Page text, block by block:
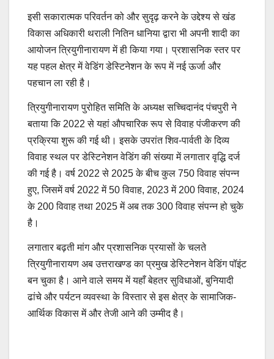
इसी सकारात्मक परिवर्तन को और सुदृढ़ करने के उद्देश्य से खंड
विकास अधिकारी थराली नितिन धानिया द्वारा भी अपनी शादी का
आयोजन त्रियुगीनारायण में ही किया गया। प्रशासनिक स्तर पर
यह पहल क्षेत्र में वेडिंग डेस्टिनेशन के रूप में नई ऊर्जा और
पहचान ला रही है।
त्रियुगीनारायण पुरोहित समिति के अध्यक्ष सच्चिदानंद पंचपुरी ने
बताया कि 2022 से यहां औपचारिक रूप से विवाह पंजीकरण की
प्रक्रिया शुरू की गई थी। इसके उपरांत शिव-पार्वती के दिव्य
विवाह स्थल पर डेस्टिनेशन वेडिंग की संख्या में लगातार वृद्धि दर्ज
की गई है। वर्ष 2022 से 2025 के बीच कुल 750 विवाह संपन्न
हुए, जिसमें वर्ष 2022 में 50 विवाह, 2023 में 200 विवाह, 2024
के 200 विवाह तथा 2025 में अब तक 300 विवाह संपन्न हो चुके
है।
लगातार बढ़ती मांग और प्रशासनिक प्रयासों के चलते
त्रियुगीनारायण अब उत्तराखण्ड का प्रमुख डेस्टिनेशन वेडिंग पॉइंट
बन चुका है। आने वाले समय में यहाँ बेहतर सुविधाओं, बुनियादी
ढांचे और पर्यटन व्यवस्था के विस्तार से इस क्षेत्र के सामाजिक-
आर्थिक विकास में और तेजी आने की उम्मीद है।